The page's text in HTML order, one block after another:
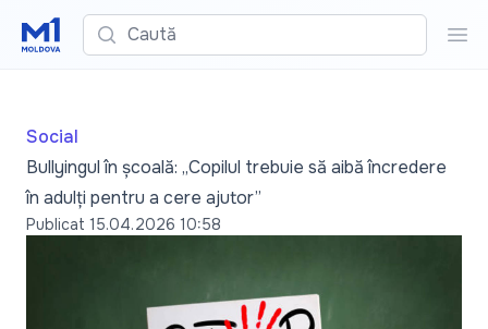
Caută
Social
Bullyingul în școală: „Copilul trebuie să aibă încredere
în adulți pentru a cere ajutor”
Publicat 15.04.2026 10:58